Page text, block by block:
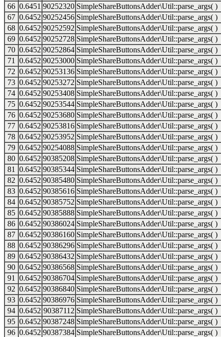
66 0.6451 90252320 SimpleShareButtonsAdder\Util::parse_args( )
67 0.6452 90252456 SimpleShareButtonsAdder\Util::parse_args( )
68 0.6452 90252592 SimpleShareButtonsAdder\Util::parse_args( )
69 0.6452 90252728 SimpleShareButtonsAdder\Util::parse_args( )
70 0.6452 90252864 SimpleShareButtonsAdder\Util::parse_args( )
71
0.6452 90253000 SimpleShareButtonsAdder\Util::parse_args( )
72 0.6452 90253136 SimpleShareButtonsAdder\Util::parse_args( )
73 0.6452 90253272 SimpleShareButtonsAdder\Util::parse_args( )
74 0.6452 90253408 SimpleShareButtonsAdder\Util::parse_args( )
75 0.6452 90253544 SimpleShareButtonsAdder\Util::parse_args( )
76 0.6452 90253680 SimpleShareButtonsAdder\Util::parse_args( )
77 0.6452 90253816 SimpleShareButtonsAdder\Util::parse_args( )
78 0.6452 90253952 SimpleShareButtonsAdder\Util::parse_args( )
79 0.6452 90254088 SimpleShareButtonsAdder\Util::parse_args( )
80 0.6452 90385208 SimpleShareButtonsAdder\Util::parse_args( )
81
0.6452 90385344 SimpleShareButtonsAdder\Util::parse_args( )
82 0.6452 90385480 SimpleShareButtonsAdder\Util::parse_args( )
83 0.6452 90385616 SimpleShareButtonsAdder\Util::parse_args( )
84 0.6452 90385752 SimpleShareButtonsAdder\Util::parse_args( )
85 0.6452 90385888 SimpleShareButtonsAdder\Util::parse_args( )
86 0.6452 90386024 SimpleShareButtonsAdder\Util::parse_args( )
87 0.6452 90386160 SimpleShareButtonsAdder\Util::parse_args( )
88 0.6452 90386296 SimpleShareButtonsAdder\Util::parse_args( )
89 0.6452 90386432 SimpleShareButtonsAdder\Util::parse_args( )
90 0.6452 90386568 SimpleShareButtonsAdder\Util::parse_args( )
91
0.6452 90386704 SimpleShareButtonsAdder\Util::parse_args( )
92 0.6452 90386840 SimpleShareButtonsAdder\Util::parse_args( )
93 0.6452 90386976 SimpleShareButtonsAdder\Util::parse_args( )
94 0.6452 90387112 SimpleShareButtonsAdder\Util::parse_args( )
95 0.6452 90387248 SimpleShareButtonsAdder\Util::parse_args( )
96 0.6452 90387384 SimpleShareButtonsAdder\Util::parse_args( )